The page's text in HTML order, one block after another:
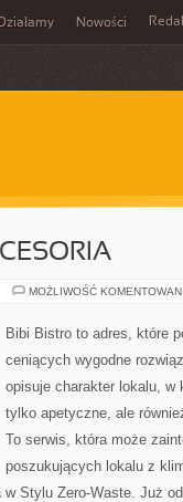
Działamy Nowości
MOŻLIWOŚĆ
Bibi Bistro to adres, które
ceniących wygodne
opisuje charakter lokalu, w
tylko apetyczne, ale
To serwis, która może
poszukujących lokalu z
Stylu Zero-Waste. Już